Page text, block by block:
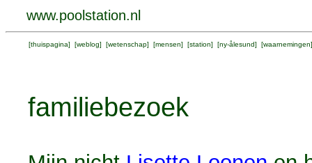
www.poolstation.nl
[thuispagina] [weblog] [wetenschap] [mensen] [station] [ny-ålesund] [waarnemingen
familiebezoek